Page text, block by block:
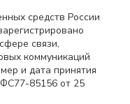
средств России
связи,
коммуникаций
и дата принятия
85156 от 25